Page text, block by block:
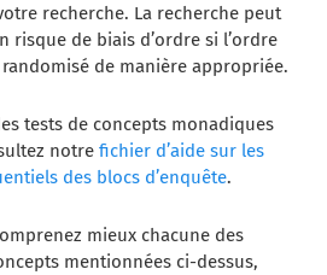
recherche. La recherche peut
risque de biais d’ordre si l’ordre
randomisé de manière appropriée.
tests de concepts monadiques
notrefichier d’aide sur les
des blocs d’enquête.
mieux chacune des
mentionnées ci-dessus,